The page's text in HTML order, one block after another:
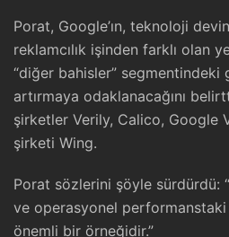
Porat, Google’ın, teknoloji
reklamcılık işinden farklı olan
“diğer bahisler” segmentindeki
artırmaya odaklanacağını
şirketler Verily, Calico, Google
şirketi Wing.
Porat sözlerini şöyle sürdürdü:
ve operasyonel
önemli bir örneğidir.”